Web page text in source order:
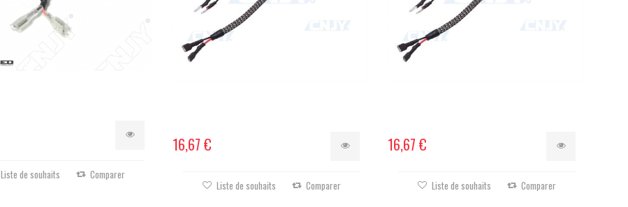
Liste de souhaits Comparer
16,67 €
Liste de souhaits Comparer
16,67 €
Liste de souhaits Comparer